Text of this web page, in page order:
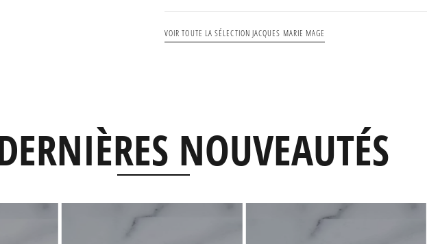
VOIR TOUTE LA SÉLECTION JACQUES MARIE MAGE
NOUVEAUTÉS